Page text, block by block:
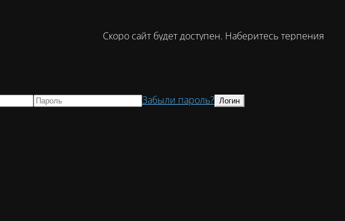
Скоро сайт будет доступен. Наберитесь терпения
Забыли пароль?